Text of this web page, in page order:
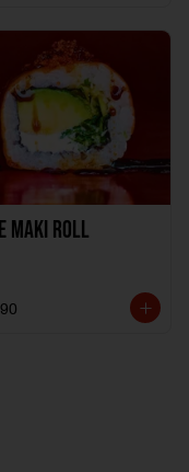
Maki Roll